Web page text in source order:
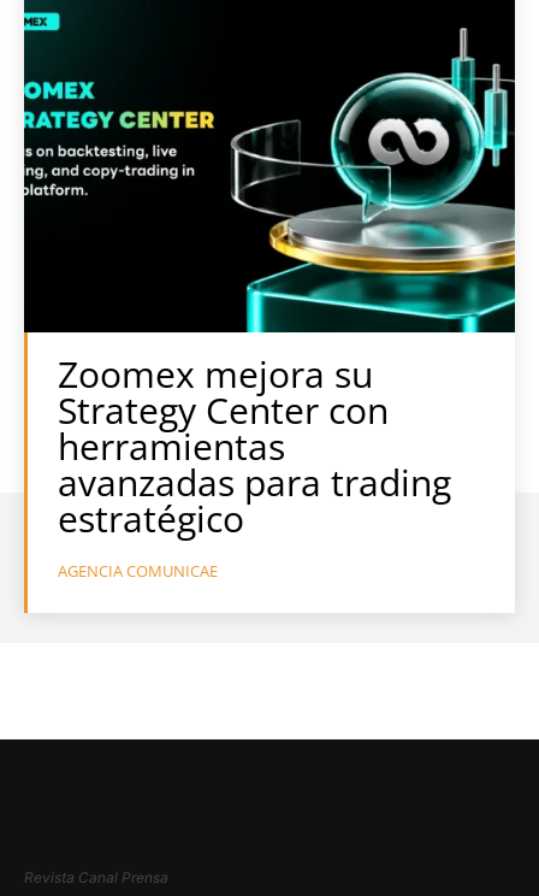
Zoomex mejora su
Strategy Center con
herramientas
avanzadas para trading
estratégico
AGENCIA COMUNICAE
Revista Canal Prensa